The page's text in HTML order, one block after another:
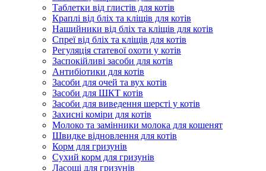
Таблетки від глистів для котів
Краплі від бліх та кліщів для котів
Нашийники від бліх та кліщів для котів
Спреї від бліх та кліщів для котів
Регуляція статевої охоти у котів
Заспокійливі засоби для котів
Антибіотики для котів
Засоби для очей та вух котів
Засоби для ШКТ котів
Засоби для виведення шерсті у котів
Захисні коміри для котів
Молоко та замінники молока для кошенят
Швидке відновлення для котів
Корм для гризунів
Сухий корм для гризунів
Ласощі для гризунів